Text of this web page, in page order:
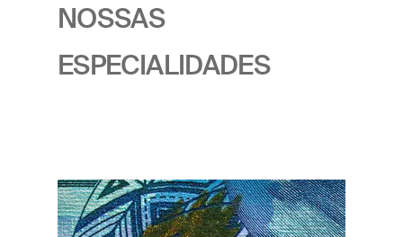
NOSSAS
ESPECIALIDADES
Imagem